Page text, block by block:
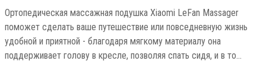
Ортопедическая массажная подушка Xiaomi LeFan Massager
поможет сделать ваше путешествие или повседневную жизнь
удобной и приятной - благодаря мягкому материалу она
поддерживает голову в кресле, позволяя спать сидя, и в то…